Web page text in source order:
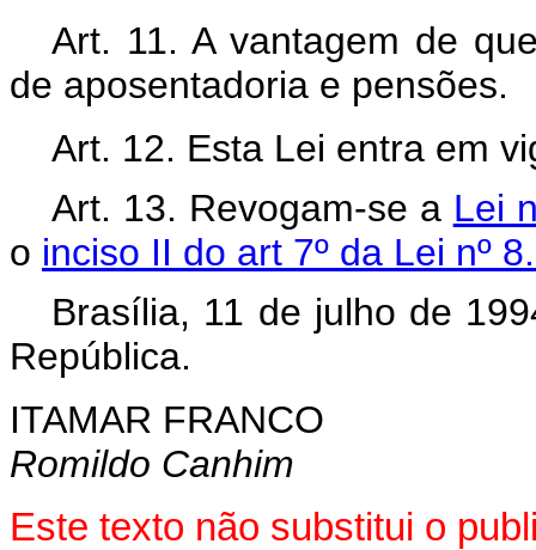
Art. 11. A vantagem de
de aposentadoria e pensões.
Art. 12. Esta Lei entra em
Art. 13. Revogam-se a Lei
o inciso II do art 7º da Lei nº
Brasília, 11 de julho de
República.
ITAMAR FRANCO
Romildo Canhim
Este texto não substitui o